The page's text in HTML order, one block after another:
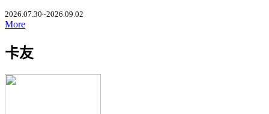
2026.07.30~2026.09.02
More
卡友